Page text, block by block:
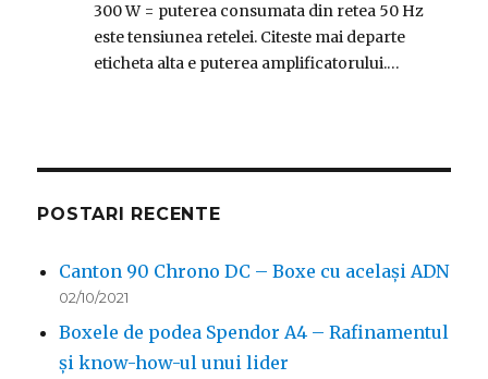
300 W = puterea consumata din retea 50 Hz
este tensiunea retelei. Citeste mai departe
eticheta alta e puterea amplificatorului.…
POSTARI RECENTE
Canton 90 Chrono DC – Boxe cu același ADN
02/10/2021
Boxele de podea Spendor A4 – Rafinamentul
și know-how-ul unui lider